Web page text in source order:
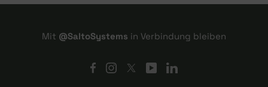
Mit @SaltoSystems in Verbindung bleiben